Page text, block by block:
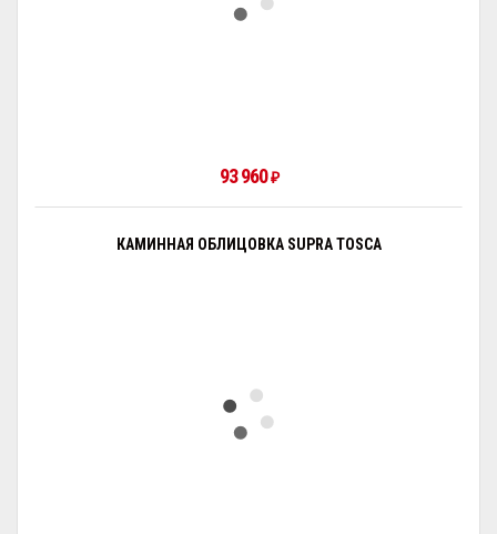
93 960₽
КАМИННАЯ ОБЛИЦОВКА SUPRA TOSCA